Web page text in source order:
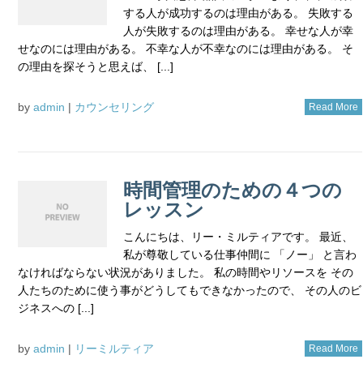
する人が成功するのは理由がある。 失敗する
人が失敗するのは理由がある。 幸せな人が幸
せなのには理由がある。 不幸な人が不幸なのには理由がある。 そ
の理由を探そうと思えば、 [...]
by admin | カウンセリング Read More
時間管理のための４つの
レッスン
こんにちは、リー・ミルティアです。 最近、
私が尊敬している仕事仲間に 「ノー」 と言わ
なければならない状況がありました。 私の時間やリソースを その
人たちのために使う事がどうしてもできなかったので、 その人のビ
ジネスへの [...]
by admin | リーミルティア Read More